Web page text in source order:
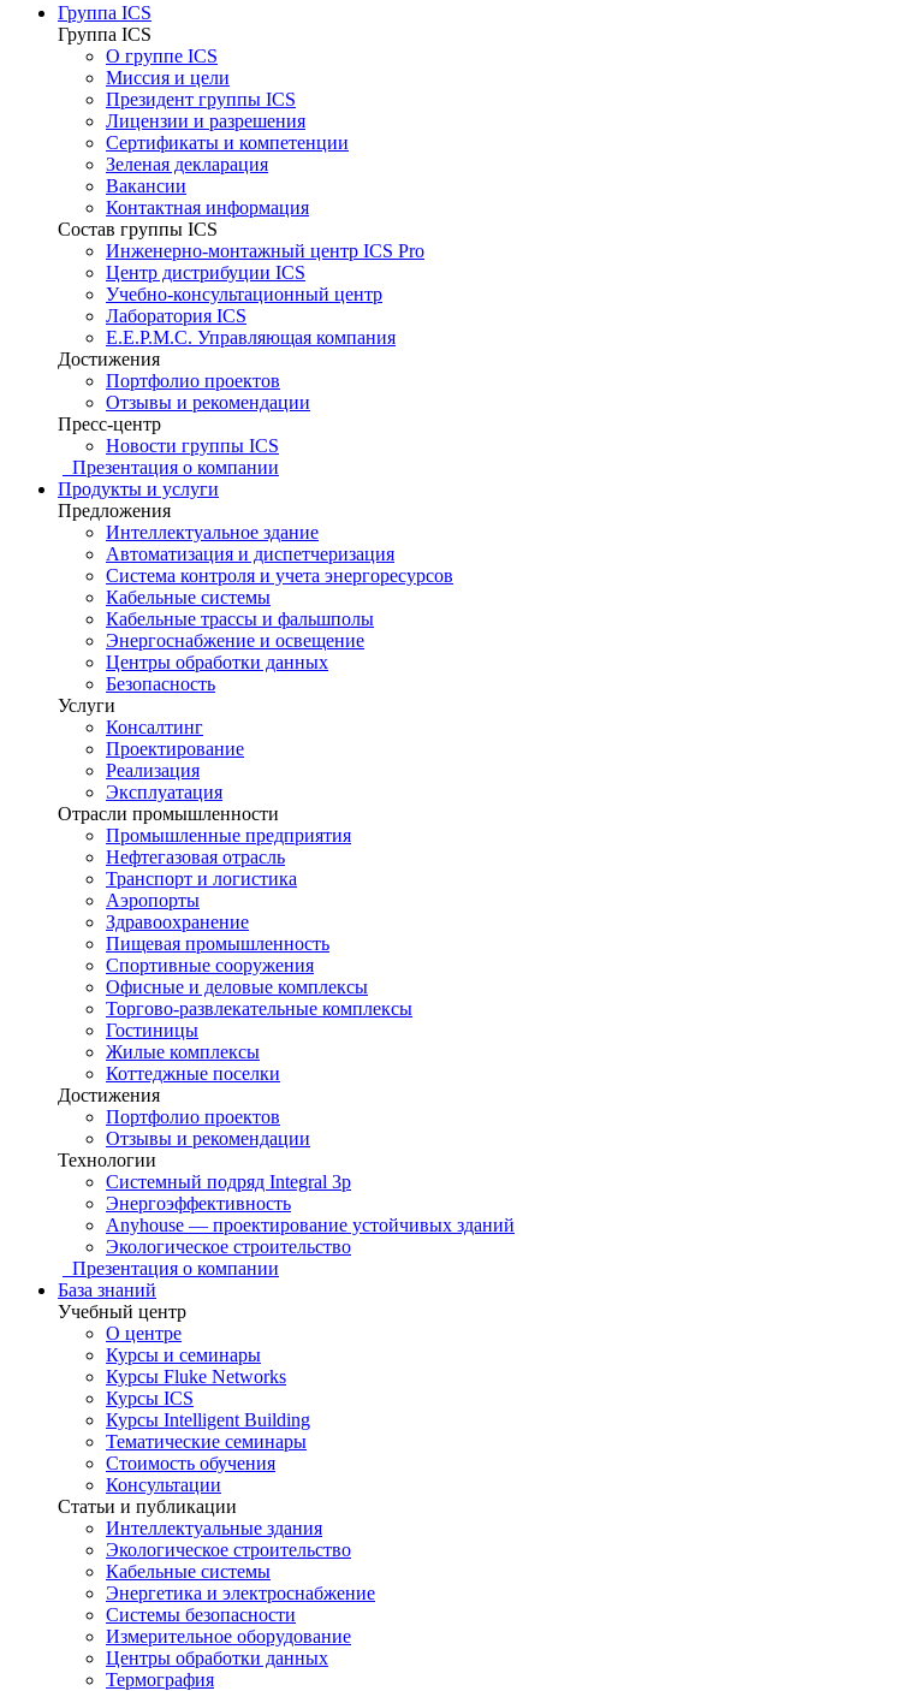
Группа ICS
Группа ICS
О группе ICS
Миссия и цели
Президент группы ICS
Лицензии и разрешения
Сертификаты и компетенции
Зеленая декларация
Вакансии
Контактная информация
Состав группы ICS
Инженерно-монтажный центр ICS Pro
Центр дистрибуции ICS
Учебно-консультационный центр
Лаборатория ICS
E.E.P.M.C. Управляющая компания
Достижения
Портфолио проектов
Отзывы и рекомендации
Пресс-центр
Новости группы ICS
Презентация о компании
Продукты и услуги
Предложения
Интеллектуальное здание
Автоматизация и диспетчеризация
Система контроля и учета энергоресурсов
Кабельные системы
Кабельные трассы и фальшполы
Энергоснабжение и освещение
Центры обработки данных
Безопасность
Услуги
Консалтинг
Проектирование
Реализация
Эксплуатация
Отрасли промышленности
Промышленные предприятия
Нефтегазовая отрасль
Транспорт и логистика
Аэропорты
Здравоохранение
Пищевая промышленность
Спортивные сооружения
Офисные и деловые комплексы
Торгово-развлекательные комплексы
Гостиницы
Жилые комплексы
Коттеджные поселки
Достижения
Портфолио проектов
Отзывы и рекомендации
Технологии
Системный подряд Integral 3p
Энергоэффективность
Anyhouse — проектирование устойчивых зданий
Экологическое строительство
Презентация о компании
База знаний
Учебный центр
О центре
Курсы и семинары
Курсы Fluke Networks
Курсы ICS
Курсы Intelligent Building
Тематические семинары
Стоимость обучения
Консультации
Статьи и публикации
Интеллектуальные здания
Экологическое строительство
Кабельные системы
Энергетика и электроснабжение
Системы безопасности
Измерительное оборудование
Центры обработки данных
Термография